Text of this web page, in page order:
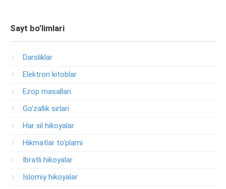
Sayt bo’limlari
Darsliklar
Elektron kitoblar
Ezop masallari
Go'zallik sirlari
Har xil hikoyalar
Hikmatlar to'plami
Ibratli hikoyalar
Islomiy hikoyalar